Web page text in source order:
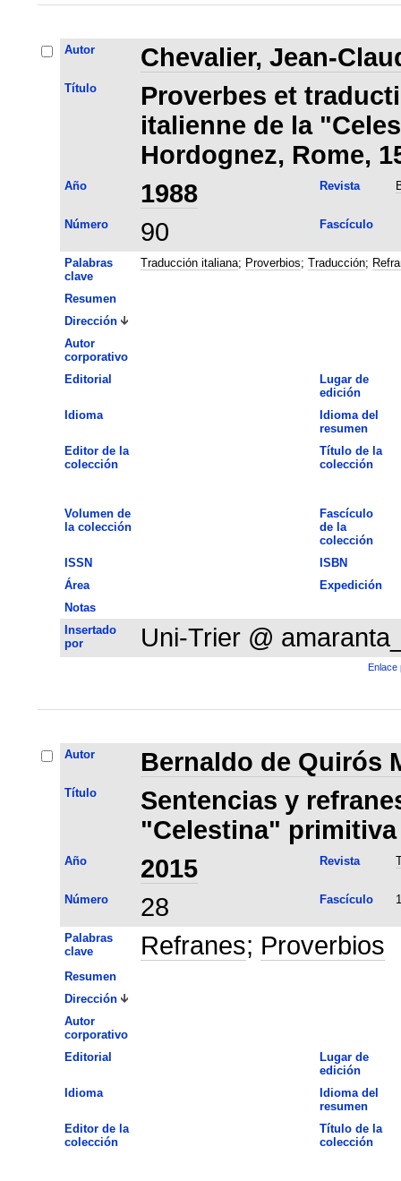
Autor Chevalier, Jean-
Título
Proverbes et
italienne de la
Hordognez, Rome,
Año 1988 Revista
Número 90 Fascículo
Palabras
clave
Traducción italiana; Proverbios; Traducción;
Resumen
Dirección
Autor
corporativo
Editorial
Lugar de
edición
Idioma
Idioma del
resumen
Editor de la
colección
Título de la
colección
Volumen de
la colección
Fascículo
de la
colección
ISSN
ISBN
Área
Expedición
Notas
Insertado
por
Uni-Trier @
Enlace
Autor Bernaldo de Quirós
Título
Sentencias y
"Celestina" primitiva
Año 2015 Revista
Número 28 Fascículo 1
Palabras
clave
Refranes; Proverbios
Resumen
Dirección
Autor
corporativo
Editorial
Lugar de
edición
Idioma
Idioma del
resumen
Editor de la
colección
Título de la
colección